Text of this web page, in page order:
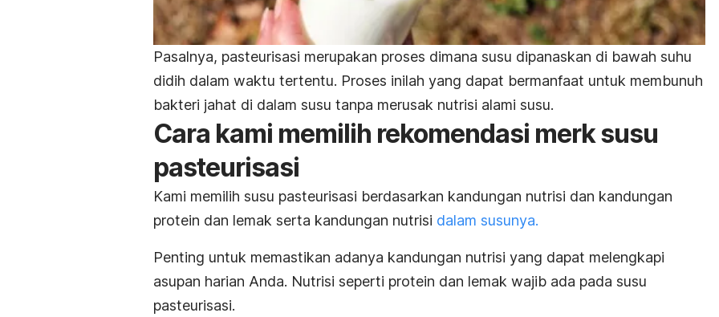
Pasalnya, pasteurisasi merupakan proses dimana susu dipanaskan di bawah suhu
didih dalam waktu tertentu. Proses inilah yang dapat bermanfaat untuk membunuh
bakteri jahat di dalam susu tanpa merusak nutrisi alami susu.
Cara kami memilih rekomendasi merksusu
pasteurisasi
Kami memilih susu pasteurisasi berdasarkan kandungan nutrisi dan kandungan
protein dan lemak serta kandungan nutrisi dalam susunya.
Penting untuk memastikan adanya kandungan nutrisi yang dapat melengkapi
asupan harian Anda. Nutrisi seperti protein dan lemak wajib ada pada susu
pasteurisasi.